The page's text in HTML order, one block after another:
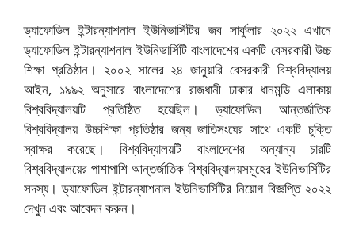
ড্যাফোডিল ইন্টারন্যাশনাল ইউনিভার্সিটির জব সার্কুলার ২০২২ এখানে
ড্যাফোডিল ইন্টারন্যাশনাল ইউনিভার্সিটি বাংলাদেশের একটি বেসরকারী উচ্চ
শিক্ষা প্রতিষ্ঠান। ২০০২ সালের ২৪ জানুয়ারি বেসরকারী বিশ্ববিদ্যালয়
আইন, ১৯৯২ অনুসারে বাংলাদেশের রাজধানী ঢাকার ধানমন্ডি এলাকায়
বিশ্ববিদ্যালয়টি প্রতিষ্ঠিত হয়েছিল। ড্যাফোডিল আন্তর্জাতিক
বিশ্ববিদ্যালয় উচ্চশিক্ষা প্রতিষ্ঠার জন্য জাতিসংঘের সাথে একটি চুক্তি
স্বাক্ষর করেছে। বিশ্ববিদ্যালয়টি বাংলাদেশের অন্যান্য চারটি
বিশ্ববিদ্যালয়ের পাশাপাশি আন্তর্জাতিক বিশ্ববিদ্যালয়সমূহের ইউনিভার্সিটির
সদস্য। ড্যাফোডিল ইন্টারন্যাশনাল ইউনিভার্সিটির নিয়োগ বিজ্ঞপ্তি ২০২২
দেখুন এবং আবেদন করুন।